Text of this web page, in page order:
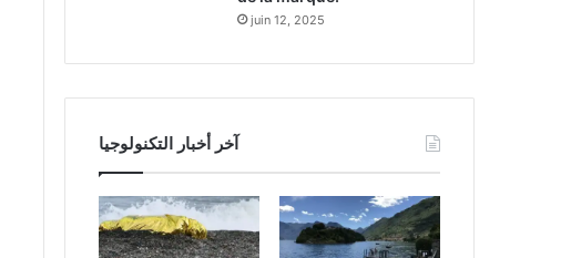
juin 12, 2025
آخر أخبار التكنولوجيا